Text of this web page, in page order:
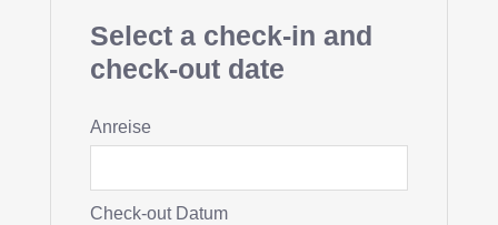
Select a check-in and
check-out date
Anreise
Check-out Datum